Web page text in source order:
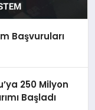
Başvuruları
250 Milyon
Başladı